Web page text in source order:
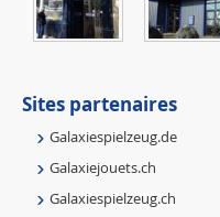
Sites partenaires
Galaxiespielzeug.de
Galaxiejouets.ch
Galaxiespielzeug.ch